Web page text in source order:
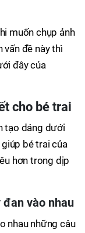
muốn chụp ảnh
vấn đề này thì
đây của
cho bé trai
tạo dáng dưới
bé trai của
hơn trong dịp
vào nhau
nhau những câu